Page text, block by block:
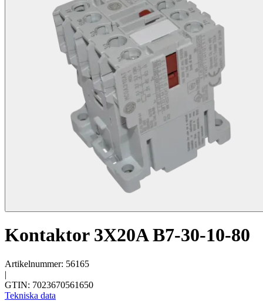
Kontaktor 3X20A B7-30-10-80
Artikelnummer: 56165
|
GTIN: 7023670561650
Tekniska data